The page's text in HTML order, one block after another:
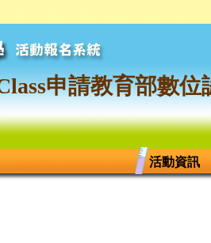
申請教育部數位
活動資訊